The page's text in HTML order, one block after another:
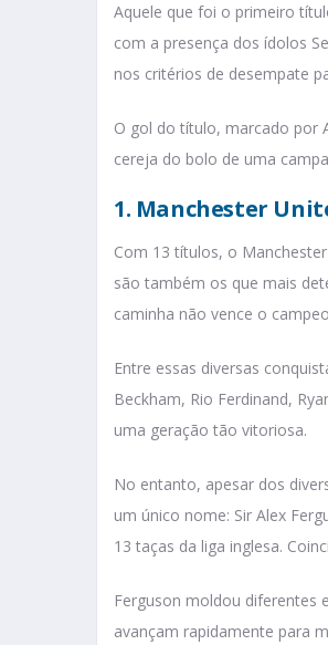
Aquele que foi o primeiro
com a presença dos ídolos
nos critérios de desempate
O gol do título, marcado por
cereja do bolo de uma
1. Manchester
Com 13 títulos, o
são também os que mais
caminha não vence o
Entre essas diversas
Beckham, Rio Ferdinand,
uma geração tão vitoriosa.
No entanto, apesar dos
um único nome: Sir Alex
13 taças da liga inglesa.
Ferguson moldou diferentes
avançam rapidamente para